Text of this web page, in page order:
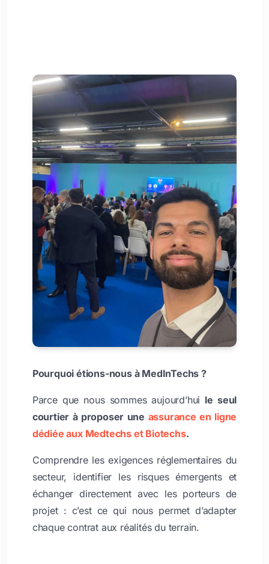
Pourquoi étions-nous à MedInTechs ?
Parce que nous sommes aujourd’hui le seul
courtier à proposer une assurance en ligne
dédiée aux Medtechs et Biotechs.
Comprendre les exigences réglementaires du
secteur, identifier les risques émergents et
échanger directement avec les porteurs de
projet : c’est ce qui nous permet d’adapter
chaque contrat aux réalités du terrain.